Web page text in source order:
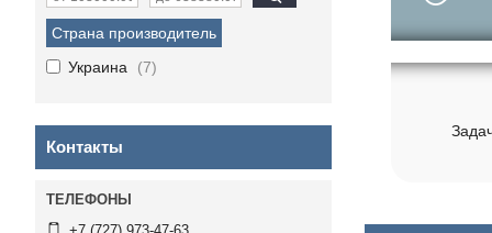
Страна производитель
Украина
7
Контакты